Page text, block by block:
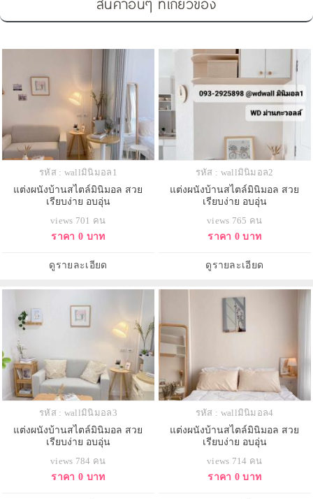
รหัส : wallมินิมอล1
แต่งผนังบ้านสไตล์มินิมอล สวย
เรียบง่าย อบอุ่น
views 701 คน
ราคา 0 บาท
ดูรายละเอียด
รหัส : wallมินิมอล2
แต่งผนังบ้านสไตล์มินิมอล สวย
เรียบง่าย อบอุ่น
views 765 คน
ราคา 0 บาท
ดูรายละเอียด
รหัส : wallมินิมอล3
แต่งผนังบ้านสไตล์มินิมอล สวย
เรียบง่าย อบอุ่น
views 784 คน
ราคา 0 บาท
รหัส : wallมินิมอล4
แต่งผนังบ้านสไตล์มินิมอล สวย
เรียบง่าย อบอุ่น
views 714 คน
ราคา 0 บาท